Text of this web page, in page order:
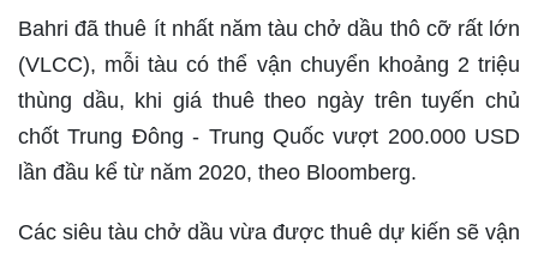
Bahri đã thuê ít nhất năm tàu chở dầu thô cỡ rất lớn
(VLCC), mỗi tàu có thể vận chuyển khoảng 2 triệu
thùng dầu, khi giá thuê theo ngày trên tuyến chủ
chốt Trung Đông - Trung Quốc vượt 200.000 USD
lần đầu kể từ năm 2020, theo Bloomberg.
Các siêu tàu chở dầu vừa được thuê dự kiến sẽ vận